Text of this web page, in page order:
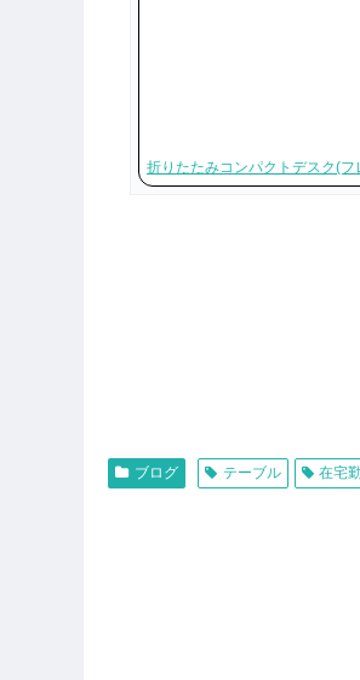
折りたたみコンパクトデスク(
ブログ テーブル 在宅